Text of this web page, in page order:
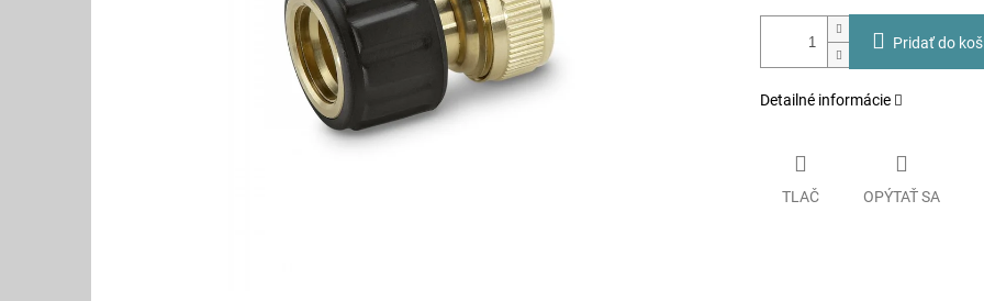
Pridať do
Detailné informácie
TLAČ OPÝTAŤ SA